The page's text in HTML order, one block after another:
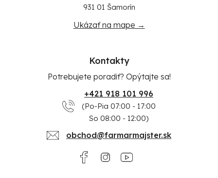
931 01 Šamorín
Ukázať na mape →
Kontakty
Potrebujete poradiť? Opýtajte sa!
+421 918 101 996
(Po-Pia 07:00 - 17:00
So 08:00 - 12:00)
obchod@farmarmajster.sk